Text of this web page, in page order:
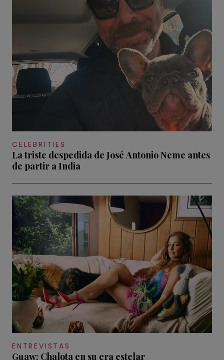
CELEBRITIES
La triste despedida de José Antonio Neme antes
de partir a India
ENTREVISTAS
Guaw: Chalota en su era estelar